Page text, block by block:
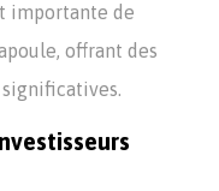
importante de
offrant des